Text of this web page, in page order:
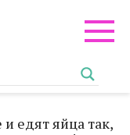
едят яйца так,